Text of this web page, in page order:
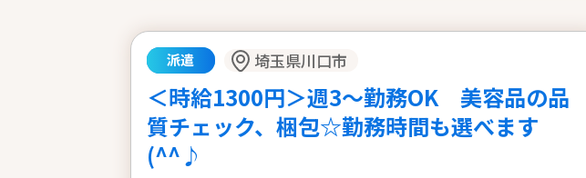
派遣 埼玉県川口市
＜時給1300円＞週3～勤務OK 美容品の品
質チェック、梱包☆勤務時間も選べます
(^^♪